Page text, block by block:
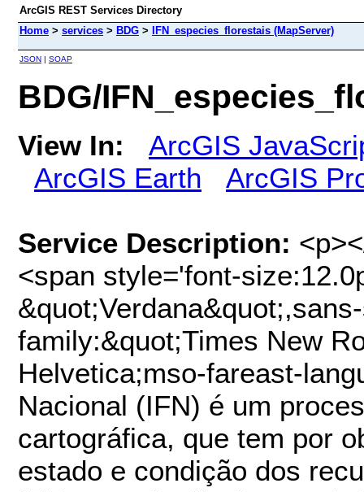
ArcGIS REST Services Directory
Home > services > BDG > IFN_especies_florestais (MapServer)
JSON | SOAP
BDG/
View In:
ArcGIS
ArcGIS Earth
ArcGIS
Service Description:
<span style='font-
family:&quot;Times New
Helvetica;mso-fareast-
Nacional (IFN) é um
cartográfica, que tem por
estado e condição dos